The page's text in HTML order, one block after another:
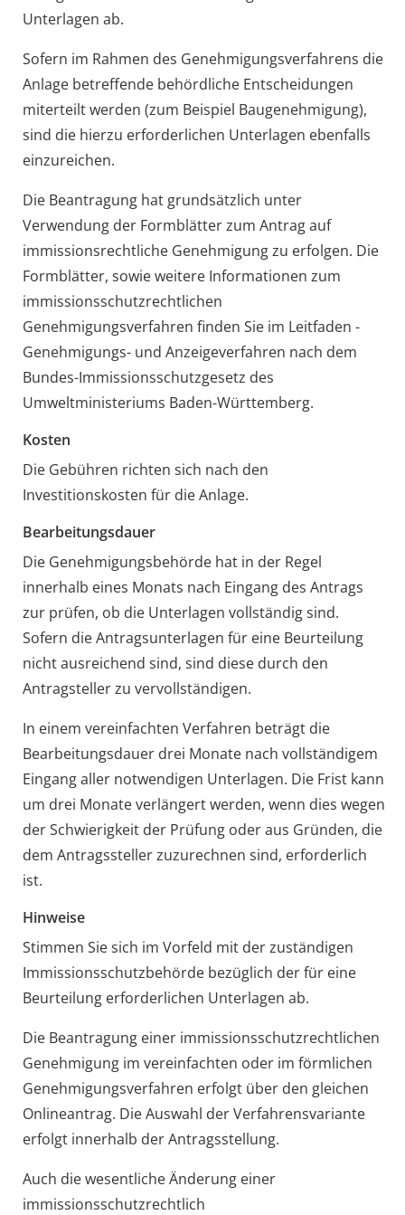
Unterlagen ab.
Sofern im Rahmen des Genehmigungsverfahrens die
Anlage betreffende behördliche Entscheidungen
miterteilt werden (zum Beispiel Baugenehmigung),
sind die hierzu erforderlichen Unterlagen ebenfalls
einzureichen.
Die Beantragung hat grundsätzlich unter
Verwendung der Formblätter zum Antrag auf
immissionsrechtliche Genehmigung zu erfolgen. Die
Formblätter, sowie weitere Informationen zum
immissionsschutzrechtlichen
Genehmigungsverfahren finden Sie im Leitfaden -
Genehmigungs- und Anzeigeverfahren nach dem
Bundes-Immissionsschutzgesetz des
Umweltministeriums Baden-Württemberg.
Kosten
Die Gebühren richten sich nach den
Investitionskosten für die Anlage.
Bearbeitungsdauer
Die Genehmigungsbehörde hat in der Regel
innerhalb eines Monats nach Eingang des Antrags
zur prüfen, ob die Unterlagen vollständig sind.
Sofern die Antragsunterlagen für eine Beurteilung
nicht ausreichend sind, sind diese durch den
Antragsteller zu vervollständigen.
In einem vereinfachten Verfahren beträgt die
Bearbeitungsdauer drei Monate nach vollständigem
Eingang aller notwendigen Unterlagen. Die Frist kann
um drei Monate verlängert werden, wenn dies wegen
der Schwierigkeit der Prüfung oder aus Gründen, die
dem Antragssteller zuzurechnen sind, erforderlich
ist.
Hinweise
Stimmen Sie sich im Vorfeld mit der zuständigen
Immissionsschutzbehörde bezüglich der für eine
Beurteilung erforderlichen Unterlagen ab.
Die Beantragung einer immissionsschutzrechtlichen
Genehmigung im vereinfachten oder im förmlichen
Genehmigungsverfahren erfolgt über den gleichen
Onlineantrag. Die Auswahl der Verfahrensvariante
erfolgt innerhalb der Antragsstellung.
Auch die wesentliche Änderung einer
immissionsschutzrechtlich